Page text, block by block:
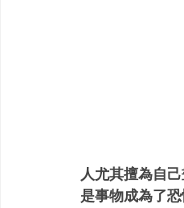
人尤其擅為自
是事物成為了